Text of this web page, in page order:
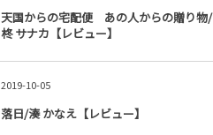
天国からの宅配便 あの人からの贈り物/
柊 サナカ【レビュー】
2019-10-05
落日/湊 かなえ【レビュー】